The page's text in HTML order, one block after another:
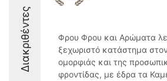
Διακριθέντες
Φρου Φρου και Αρώματα
ξεχωριστό κατάστημα
ομορφιάς και της
φροντίδας, με έδρα τα